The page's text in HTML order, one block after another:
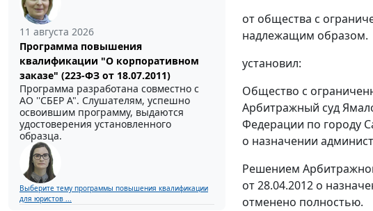
11 августа 2026
Программа повышения
квалификации "О корпоративном
заказе" (223-ФЗ от 18.07.2011)
Программа разработана совместно с
АО ''СБЕР А". Слушателям, успешно
освоившим программу, выдаются
удостоверения установленного
образца.
Выберите тему программы повышения квалификации
для юристов ...
от общества с
надлежащим образом.
установил:
Общество с
Арбитражный суд
Федерации по городу
о назначении
Решением
от 28.04.2012 о
отменено полностью.